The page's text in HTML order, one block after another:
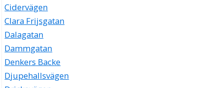
Cidervägen
Clara Frijsgatan
Dalagatan
Dammgatan
Denkers Backe
Djupehallsvägen